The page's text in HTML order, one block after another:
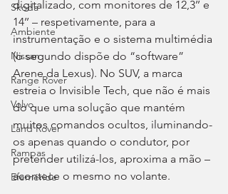
Skoda
Ambiente
Nissan
Range Rover
Volvo
Land Rover
Rampas
Efeméride
digitalizado, com monitores de 12,3’’ e
14’’ – respetivamente, para a
instrumentação e o sistema multimédia
(o segundo dispõe do “software”
Arene da Lexus). No SUV, a marca
estreia o Invisible Tech, que não é mais
do que uma solução que mantém
muitos comandos ocultos, iluminando-
os apenas quando o condutor, por
pretender utilizá-los, aproxima a mão –
acontece o mesmo no volante.